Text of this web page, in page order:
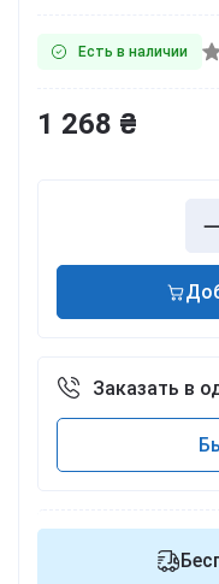
Есть в наличии
1 268 ₴
Заказать в